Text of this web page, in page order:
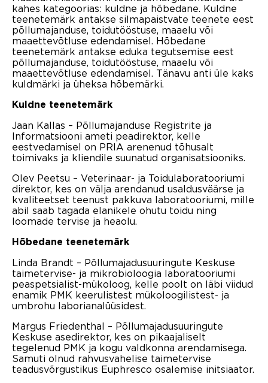
kahes kategoorias: kuldne ja hõbedane. Kuldne
teenetemärk antakse silmapaistvate teenete eest
põllumajanduse, toidutööstuse, maaelu või
maaettevõtluse edendamisel. Hõbedane
teenetemärk antakse eduka tegutsemise eest
põllumajanduse, toidutööstuse, maaelu või
maaettevõtluse edendamisel. Tänavu anti üle kaks
kuldmärki ja üheksa hõbemärki.
Kuldne teenetemärk
Jaan Kallas – Põllumajanduse Registrite ja
Informatsiooni ameti peadirektor, kelle
eestvedamisel on PRIA arenenud tõhusalt
toimivaks ja kliendile suunatud organisatsiooniks.
Olev Peetsu – Veterinaar- ja Toidulaboratooriumi
direktor, kes on välja arendanud usaldusväärse ja
kvaliteetset teenust pakkuva laboratooriumi, mille
abil saab tagada elanikele ohutu toidu ning
loomade tervise ja heaolu.
Hõbedane teenetemärk
Linda Brandt – Põllumajadusuuringute Keskuse
taimetervise- ja mikrobioloogia laboratooriumi
peaspetsialist-mükoloog, kelle poolt on läbi viidud
enamik PMK keerulistest mükoloogilistest- ja
umbrohu laborianalüüsidest.
Margus Friedenthal – Põllumajadusuuringute
Keskuse asedirektor, kes on pikaajaliselt
tegelenud PMK ja kogu valdkonna arendamisega.
Samuti olnud rahvusvahelise taimetervise
teadusvõrgustikus Euphresco osalemise initsiaator.